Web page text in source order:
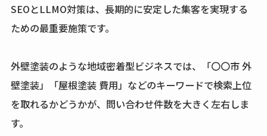
SEOとLLMO対策は、長期的に安定した集客を実現する
ための最重要施策です。
外壁塗装のような地域密着型ビジネスでは、「〇〇市 外
壁塗装」「屋根塗装 費用」などのキーワードで検索上位
を取れるかどうかが、問い合わせ件数を大きく左右しま
す。